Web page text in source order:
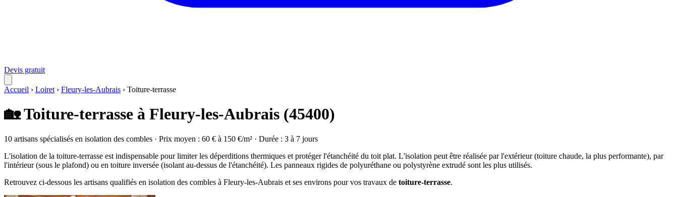
Devis gratuit
Accueil › Loiret › Fleury-les-Aubrais › Toiture-terrasse
🏡 Toiture-terrasse à Fleury-les-Aubrais (45400)
10 artisans spécialisés en isolation des combles · Prix moyen : 60 € à 150 €/m² · Durée : 3 à 7 jours
L'isolation de la toiture-terrasse est indispensable pour limiter les déperditions thermiques et protéger l'étanchéité du toit plat. L'isolation peut être réalisée par l'extérieur (toiture chaude, la plus performante), par
l'intérieur (sous le plafond) ou en toiture inversée (isolant au-dessus de l'étanchéité). Les panneaux rigides de polyuréthane ou polystyrène extrudé sont les plus utilisés.
Retrouvez ci-dessous les artisans qualifiés en isolation des combles à Fleury-les-Aubrais et ses environs pour vos travaux de toiture-terrasse.